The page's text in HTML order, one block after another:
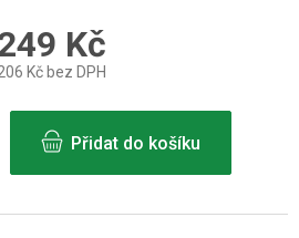
Kč
Kč bez DPH
cena:
Přidat do košíku